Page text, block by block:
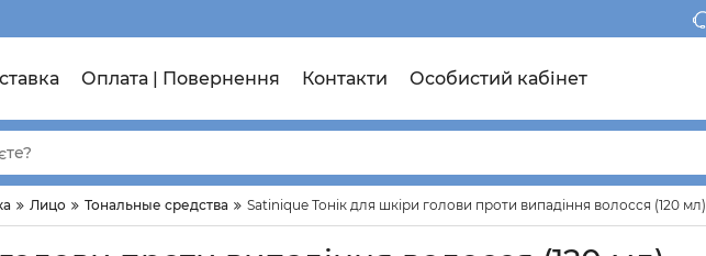
Оплата | Повернення Контакти Особистий кабінет
Лицо Тональные средства Satinique Тонік для шкіри голови проти випадіння волосся (120 мл)